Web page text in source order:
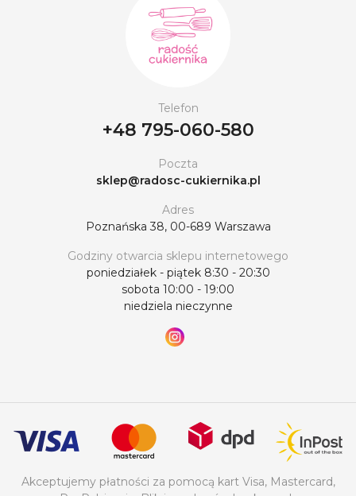
Telefon
+48 795-060-580
Poczta
sklep@radosc-cukiernika.pl
Adres
Poznańska 38, 00-689 Warszawa
Godziny otwarcia sklepu internetowego
poniedziałek - piątek 8:30 - 20:30
sobota 10:00 - 19:00
niedziela nieczynne
Akceptujemy płatności za pomocą kart Visa, Mastercard,